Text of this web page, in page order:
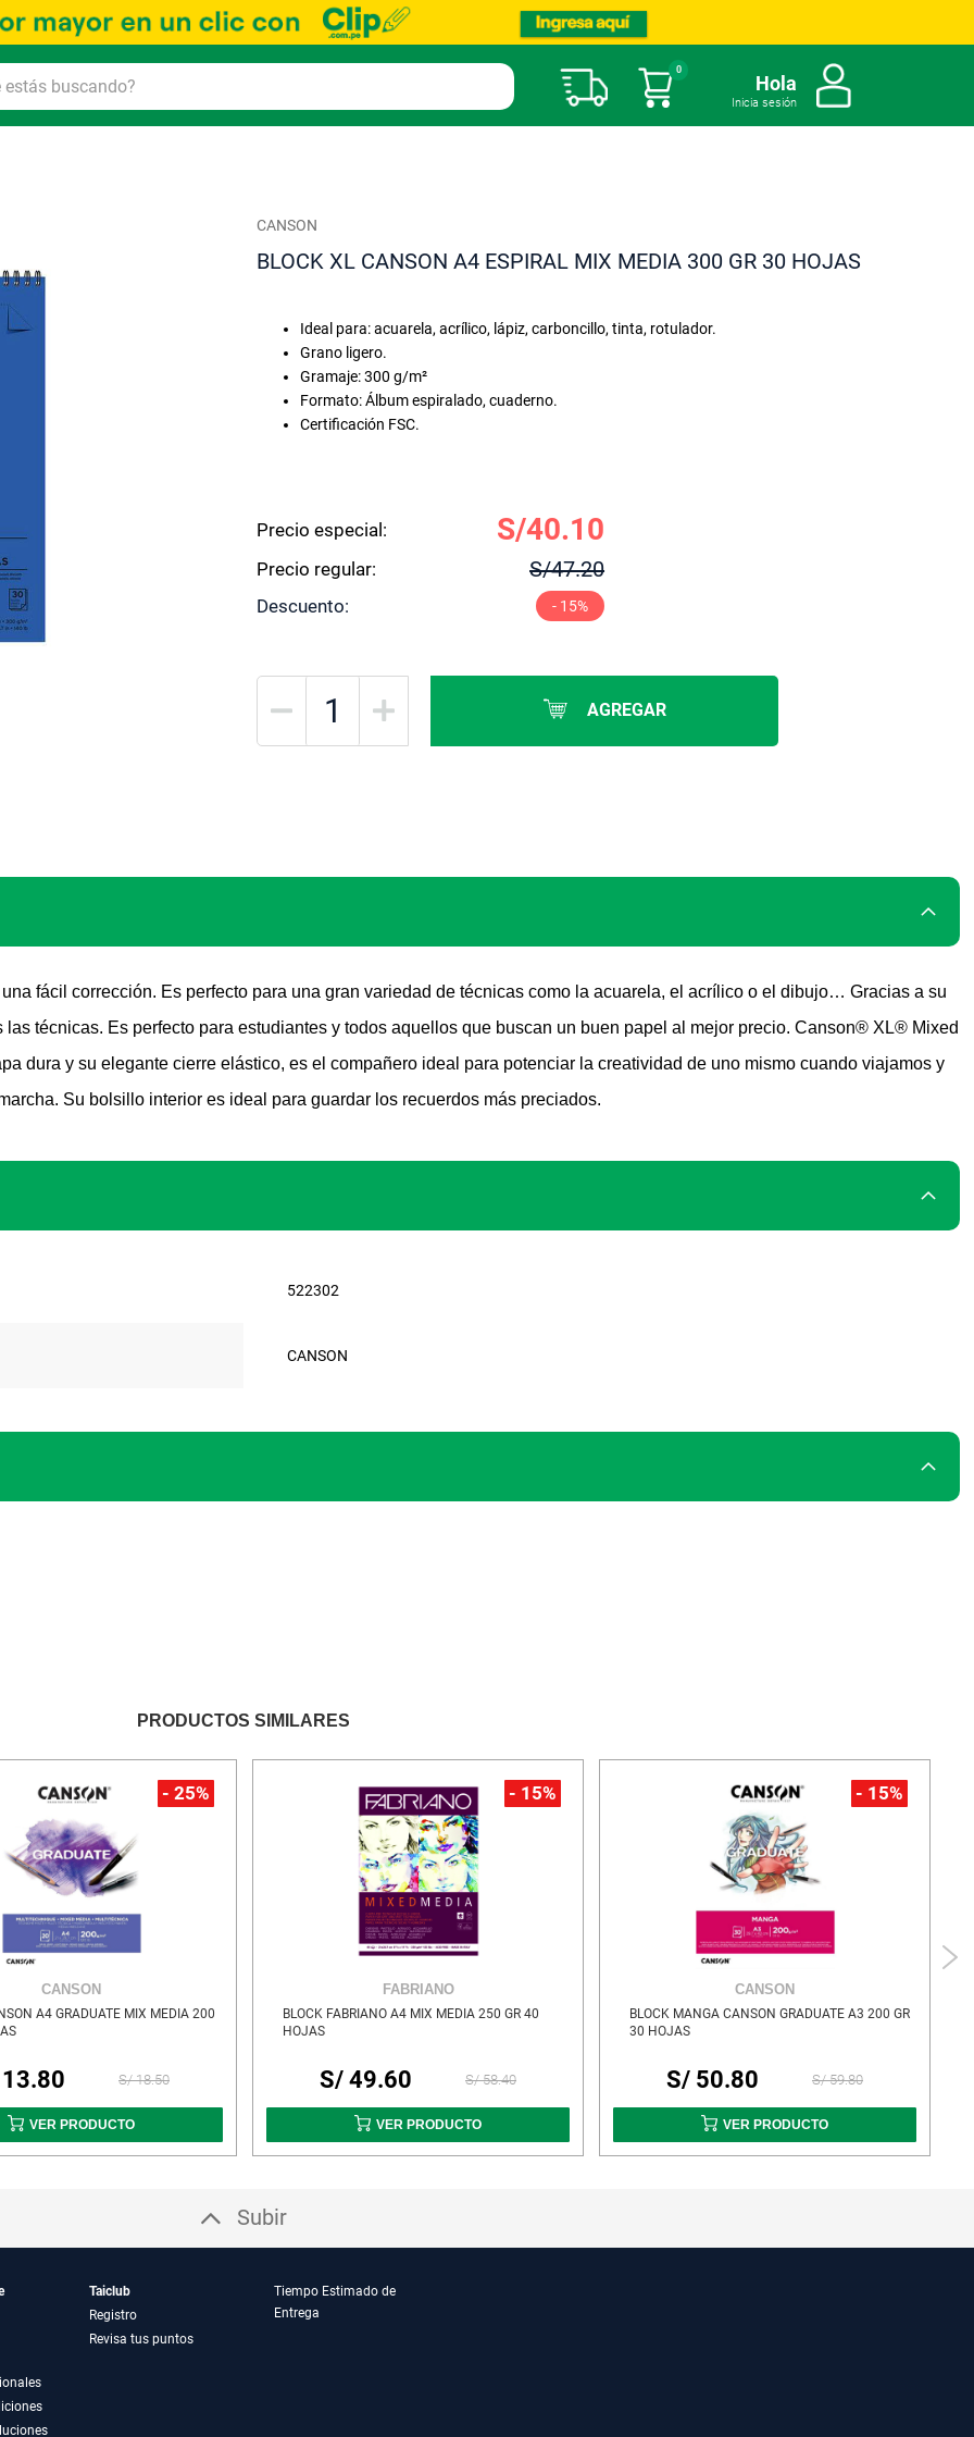
Mi carrito
0
Hola
Inicia sesión
CANSON
BLOCK XL CANSON A4 ESPIRAL MIX MEDIA 300 GR 30 HOJAS
Ideal para: acuarela, acrílico, lápiz, carboncillo, tinta, rotulador.
Grano ligero.
Gramaje: 300 g/m²
Formato: Álbum espiralado, cuaderno.
Certificación FSC.
Precio especial S/40.10
Precio regular S/47.20
Descuento - 15%
AGREGAR
fácil corrección. Es perfecto para una gran variedad de técnicas como la acuarela, el acrílico o el dibujo… Gracias a su
técnicas. Es perfecto para estudiantes y todos aquellos que buscan un buen papel al mejor precio. Canson® XL® Mixed
dura y su elegante cierre elástico, es el compañero ideal para potenciar la creatividad de uno mismo cuando viajamos y
Su bolsillo interior es ideal para guardar los recuerdos más preciados.
522302
CANSON
PRODUCTOS SIMILARES
- 25%
CANSON
A4 GRADUATE MIX MEDIA 200
S/ 18.50
VER PRODUCTO
- 15%
FABRIANO
BLOCK FABRIANO A4 MIX MEDIA 250 GR 40
HOJAS
S/ 49.60 S/ 58.40
VER PRODUCTO
- 15%
CANSON
BLOCK MANGA CANSON GRADUATE A3 200 GR
30 HOJAS
S/ 50.80 S/ 59.80
VER PRODUCTO
Subir
Taiclub
Registro
Revisa tus puntos
Tiempo Estimado de
Entrega